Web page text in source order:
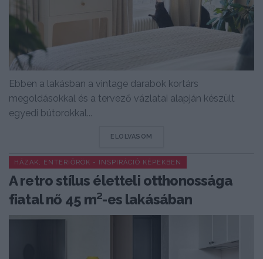
Ebben a lakásban a vintage darabok kortárs
megoldásokkal és a tervező vázlatai alapján készült
egyedi bútorokkal...
ELOLVASOM
HÁZAK, ENTERIŐRÖK - INSPIRÁCIÓ KÉPEKBEN
A retro stílus életteli otthonossága
fiatal nő 45 m²-es lakásában